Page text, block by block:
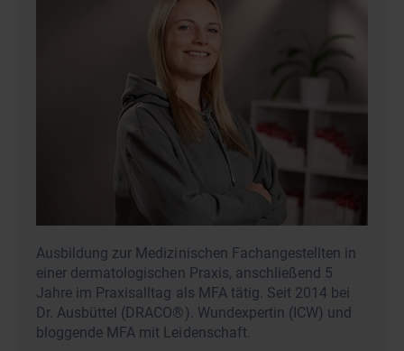
Ausbildung zur Medizinischen Fachangestellten in
einer dermatologischen Praxis, anschließend 5
Jahre im Praxisalltag als MFA tätig. Seit 2014 bei
Dr. Ausbüttel (DRACO®). Wundexpertin (ICW) und
bloggende MFA mit Leidenschaft.